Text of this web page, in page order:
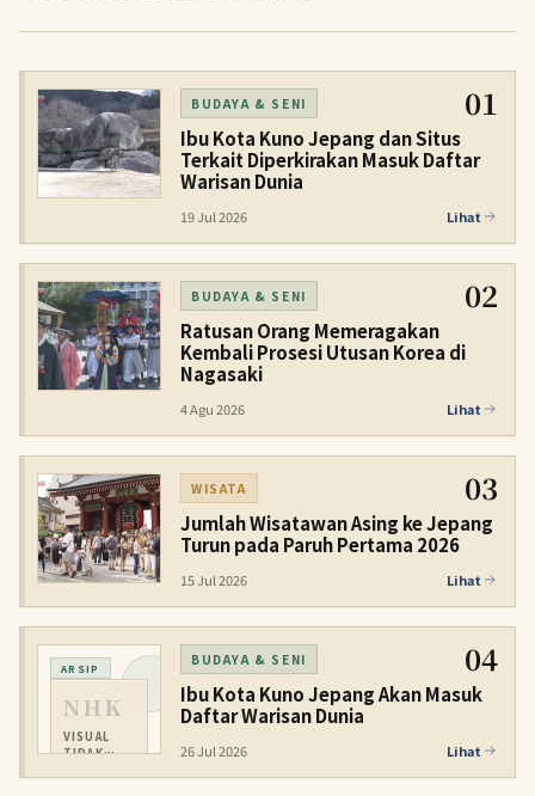
BUDAYA & SENI 01
Ibu Kota Kuno Jepang dan Situs
Terkait Diperkirakan Masuk Daftar
Warisan Dunia
19 Jul 2026 Lihat
BUDAYA & SENI 02
Ratusan Orang Memeragakan
Kembali Prosesi Utusan Korea di
Nagasaki
4 Agu 2026 Lihat
WISATA 03
Jumlah Wisatawan Asing ke Jepang
Turun pada Paruh Pertama 2026
15 Jul 2026 Lihat
ARSIP
NHK
VISUAL
TIDAK
BUDAYA & SENI 04
Ibu Kota Kuno Jepang Akan Masuk
Daftar Warisan Dunia
26 Jul 2026 Lihat